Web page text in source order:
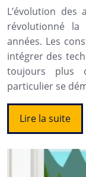
L’évolution
révolutionné la
années. Les
intégrer des
toujours plus
particulier se
Lire la suite